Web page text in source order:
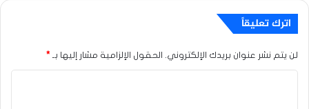
اترك تعليقاً
لن يتم نشر عنوان بريدك الإلكتروني. الحقول الإلزامية مشار إليها بـ *